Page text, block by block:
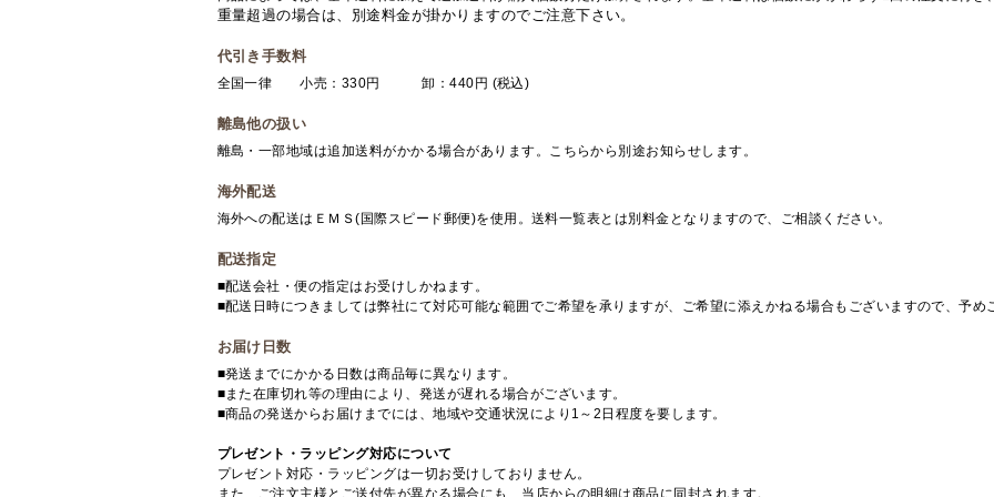
重量超過の場合は、別途料金が掛かりますのでご注意下さい。
代引き手数料
全国一律 小売：330円 卸：440円 (税込)
離島他の扱い
離島・一部地域は追加送料がかかる場合があります。こちらから別途お知らせします。
海外配送
海外への配送はＥＭＳ(国際スピード郵便)を使用。送料一覧表とは別料金となりますので、ご相談ください。
配送指定
■配送会社・便の指定はお受けしかねます。
■配送日時につきましては弊社にて対応可能な範囲でご希望を承りますが、ご希望に添えかねる場合もございますので、予め
お届け日数
■発送までにかかる日数は商品毎に異なります。
■また在庫切れ等の理由により、発送が遅れる場合がございます。
■商品の発送からお届けまでには、地域や交通状況により1～2日程度を要します。
プレゼント・ラッピング対応について
プレゼント対応・ラッピングは一切お受けしておりません。
また、ご注文主様とご送付先が異なる場合にも、当店からの明細は商品に同封されます。